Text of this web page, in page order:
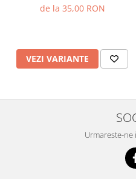
de la 35,00 RON
VEZI VARIANTE
Urmareste-ne